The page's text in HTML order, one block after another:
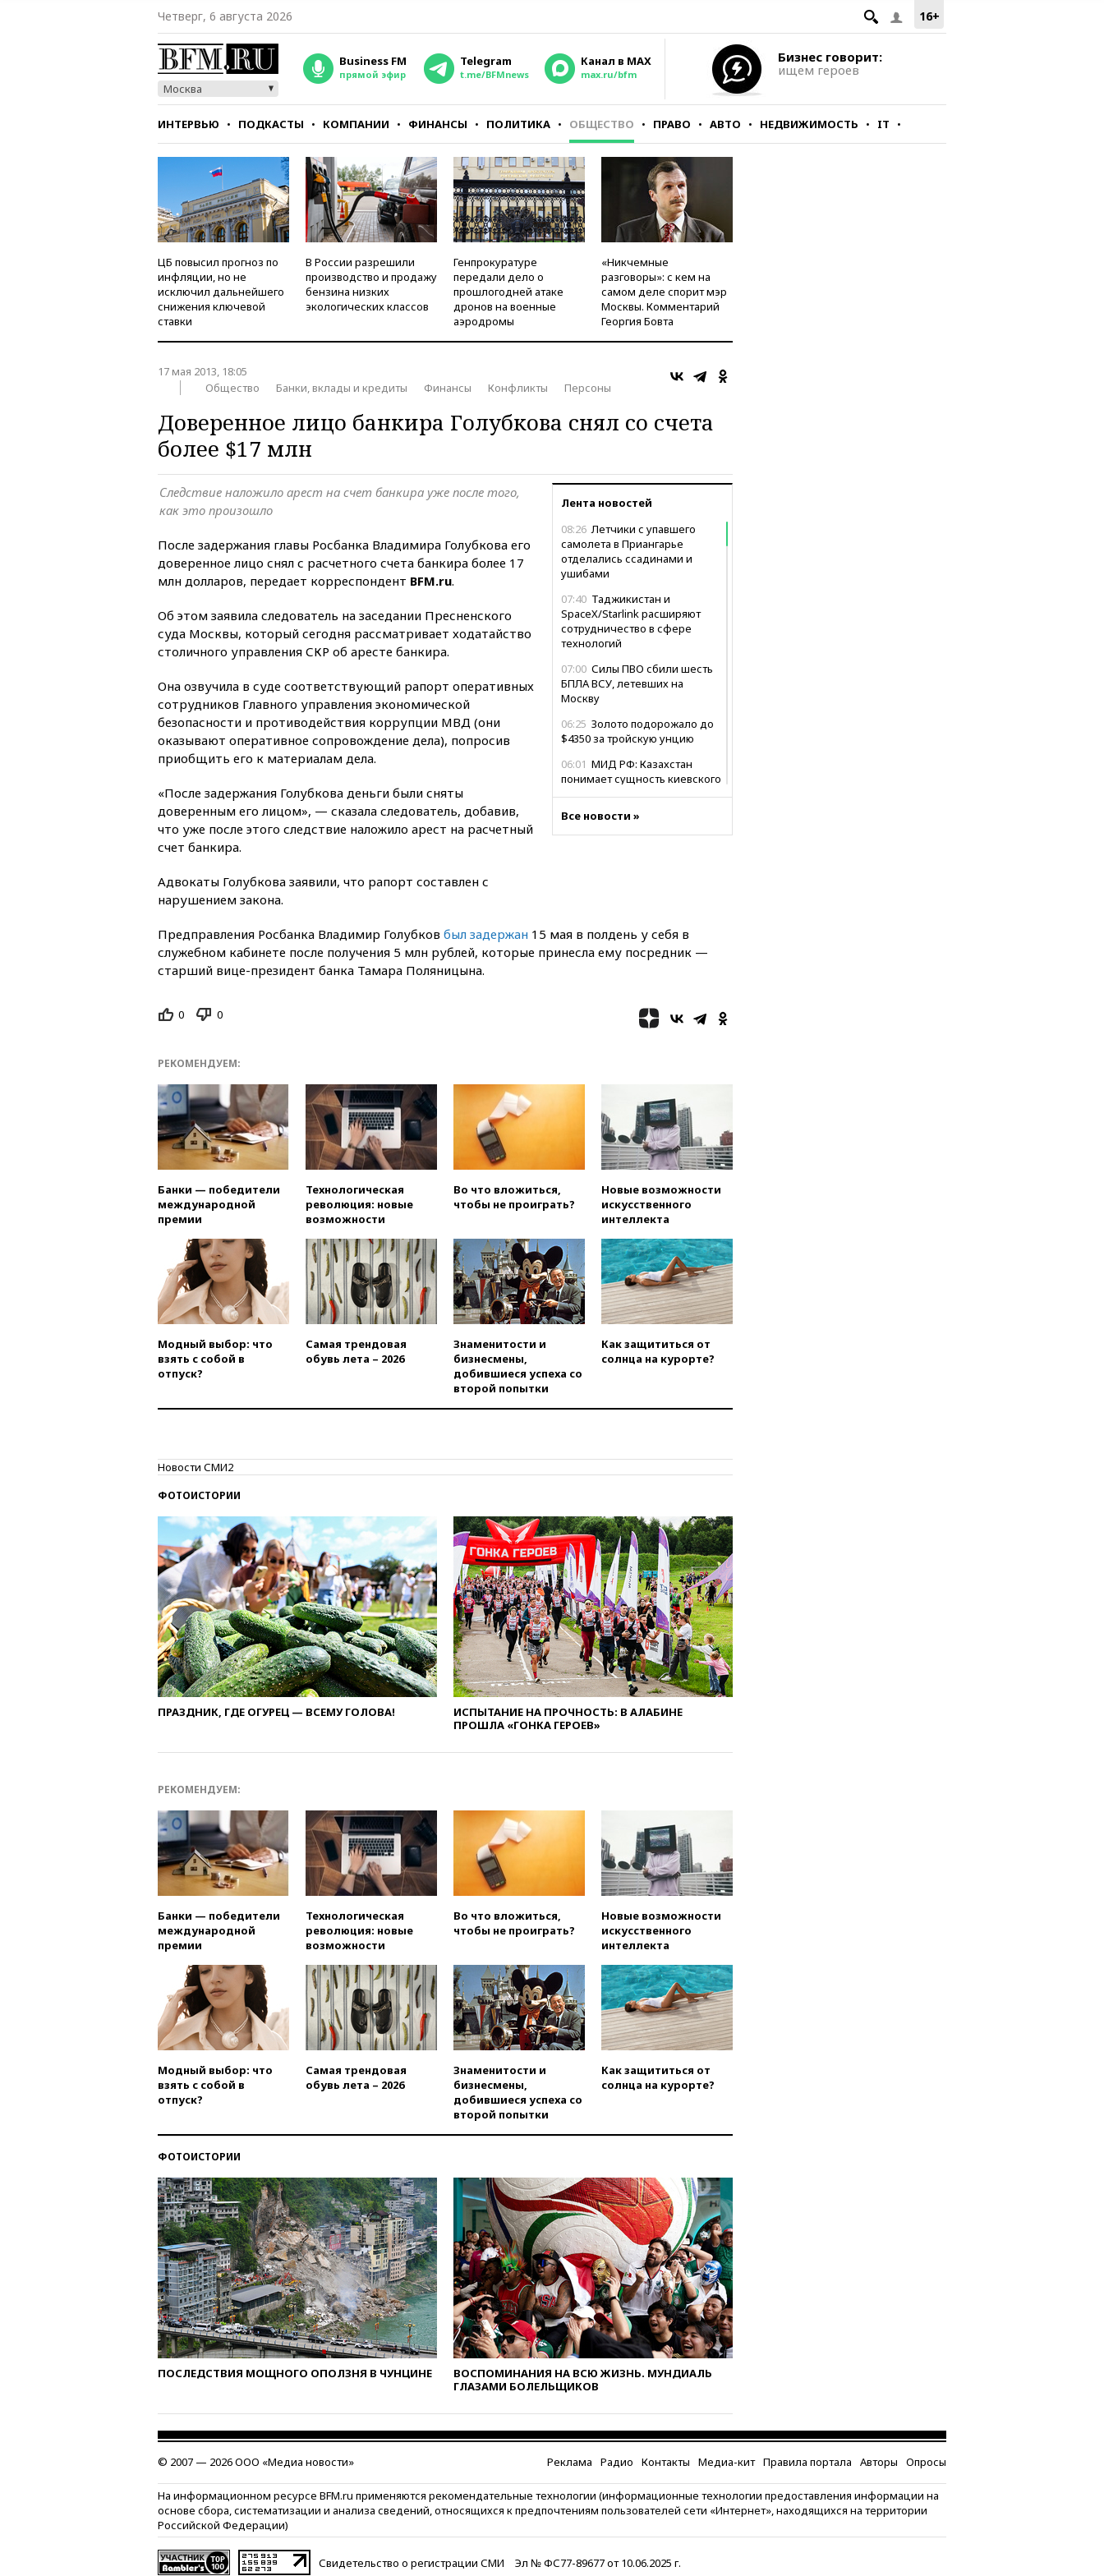
16+
Четверг, 6 августа 2026
Москва
Business FM
прямой эфир
Telegram
t.me/BFMnews
Канал в MAX
max.ru/bfm
Бизнес говорит:
ищем героев
ИНТЕРВЬЮ ПОДКАСТЫ КОМПАНИИ ФИНАНСЫ ПОЛИТИКА ОБЩЕСТВО ПРАВО АВТО НЕДВИЖИМОСТЬ IT
СТИЛЬ ТЕСТЫ
ЦБ повысил прогноз по
инфляции, но не
исключил дальнейшего
снижения ключевой
ставки
В России разрешили
производство и продажу
бензина низких
экологических классов
Генпрокуратуре
передали дело о
прошлогодней атаке
дронов на военные
аэродромы
«Никчемные
разговоры»: с кем на
самом деле спорит мэр
Москвы. Комментарий
Георгия Бовта
17 мая 2013, 18:05
Общество
Банки, вклады и кредиты Финансы Конфликты Персоны
Доверенное лицо банкира Голубкова снял со счета
более $17 млн
Лента новостей
08:26 Летчики с упавшего
самолета в Приангарье
отделались ссадинами и
ушибами
07:40 Таджикистан и
SpaceX/Starlink расширяют
сотрудничество в сфере
технологий
07:00 Силы ПВО сбили шесть
БПЛА ВСУ, летевших на
Москву
06:25 Золото подорожало до
$4350 за тройскую унцию
06:01 МИД РФ: Казахстан
понимает сущность киевского
05:10 Дом детства Нила
Армстронга впервые за 38 лет
Трамп заявил, что
предпочел бы соглашение с
Ираном
области все еще неизвестна
Бэтмена» показала лицо
после последней операции
вчера, 23:35Российского
историка Артема Кирпиченка
вчера, 23:23«Спартак»
разгромил «Оренбург» в
вчера, 23:00Пост Дмитриева в
X о миграционном кризисе в
Сеуте набрал миллион
просмотров
вчера, 22:49Минпромторг:
банкротство «Кванта» не
означает прекращения
производства телевизоров в
вчера, 22:35Семь грузовых
вчера, 22:15Аксаков: ЦБ
согласовал первый стандарт
исламского банкинга
вчера, 21:43Организаторы
«Интервидения»
подтвердили, что конкурс
пройдет в Саудовской Аравии
вчера, 21:35Машков: в РФ
подготовили концепцию
развития театрального
искусства до 2035 года
вчера, 21:21Правительство
РФ разрешило продажу
вчера, 20:47
Newsweek:
«взрывная» диарея охватила
47 из 50 штатов США
вчера, 20:35ПВО за 12 часов
сбила 200 украинских
беспилотников
вчера, 20:20 Третий комплект
золотых медалей выиграли на
ЧЕ российские синхронистки
вчера, 20:15ТАСС: жизни
главы «Уралдронзавода»
после взрыва ничего не
угрожает
вчера, 20:08 По всей Грузии
снова отключилось
электричество
вчера, 20:00Зеленский связал
уступкам
вчера, 19:45Памфилова: ЦИК
примет беспрецедентные
меры безопасности во время
выборов
вчера, 19:35Памфилова
сообщила об омоложении
партийных списков на выборах
в Госдуму
вчера, 19:25Путин
прокомментировал первый
номер «Единой России» в
бюллетене
вчера, 19:15Путин обсудил с
единому дню голосования
вчера, 18:56Wildberries
отрицает перенос основной
логистики за пределы России
склад маркетплейса Rozetka
Все новости »
Следствие наложило арест на счет банкира уже после того,
как это произошло
После задержания главы Росбанка Владимира Голубкова его
доверенное лицо снял с расчетного счета банкира более 17
млн долларов, передает корреспондент BFM.ru.
Об этом заявила следователь на заседании Пресненского
суда Москвы, который сегодня рассматривает ходатайство
столичного управления СКР об аресте банкира.
Она озвучила в суде соответствующий рапорт оперативных
сотрудников Главного управления экономической
безопасности и противодействия коррупции МВД (они
оказывают оперативное сопровождение дела), попросив
приобщить его к материалам дела.
«После задержания Голубкова деньги были сняты
доверенным его лицом», — сказала следователь, добавив,
что уже после этого следствие наложило арест на расчетный
счет банкира.
Адвокаты Голубкова заявили, что рапорт составлен с
нарушением закона.
Предправления Росбанка Владимир Голубков был задержан 15 мая в полдень у себя в
служебном кабинете после получения 5 млн рублей, которые принесла ему посредник —
старший вице-президент банка Тамара Поляницына.
0 0
РЕКОМЕНДУЕМ:
Банки — победители
международной
премии
Технологическая
революция: новые
возможности
Во что вложиться,
чтобы не проиграть?
Новые возможности
искусственного
интеллекта
Модный выбор: что
взять с собой в
отпуск?
Самая трендовая
обувь лета – 2026
Знаменитости и
бизнесмены,
добившиеся успеха со
второй попытки
Как защититься от
солнца на курорте?
Новости СМИ2
ФОТОИСТОРИИ
ПРАЗДНИК, ГДЕ ОГУРЕЦ — ВСЕМУ ГОЛОВА!
ИСПЫТАНИЕ НА ПРОЧНОСТЬ: В АЛАБИНЕ
ПРОШЛА «ГОНКА ГЕРОЕВ»
РЕКОМЕНДУЕМ:
Банки — победители
международной
премии
Технологическая
революция: новые
возможности
Во что вложиться,
чтобы не проиграть?
Новые возможности
искусственного
интеллекта
Модный выбор: что
взять с собой в
отпуск?
Самая трендовая
обувь лета – 2026
Знаменитости и
бизнесмены,
добившиеся успеха со
второй попытки
Как защититься от
солнца на курорте?
ФОТОИСТОРИИ
ПОСЛЕДСТВИЯ МОЩНОГО ОПОЛЗНЯ В ЧУНЦИНЕ
ВОСПОМИНАНИЯ НА ВСЮ ЖИЗНЬ. МУНДИАЛЬ
ГЛАЗАМИ БОЛЕЛЬЩИКОВ
© 2007 — 2026 ООО «Медиа новости» Реклама Радио Контакты Медиа-кит Правила портала Авторы Опросы
На информационном ресурсе BFM.ru применяются рекомендательные технологии (информационные технологии предоставления информации на
основе сбора, систематизации и анализа сведений, относящихся к предпочтениям пользователей сети «Интернет», находящихся на территории
Российской Федерации)
Свидетельство о регистрации СМИ Эл № ФС77-89677 от 10.06.2025 г.